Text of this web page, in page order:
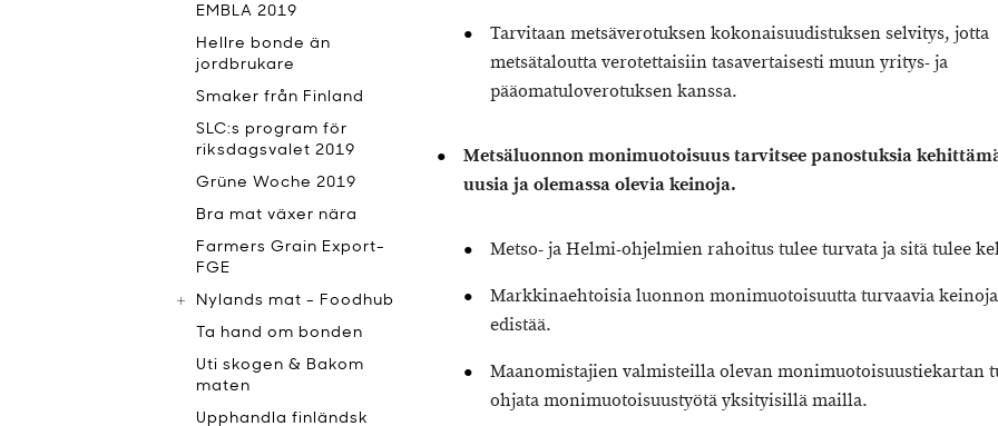
Tarvitaan metsäverotuksen kokonaisuudistuksen selvitys, jotta
metsätaloutta verotettaisiin tasavertaisesti muun yritys- ja
pääomatuloverotuksen kanssa.
Metsäluonnon monimuotoisuus tarvitsee panostuksia
uusia ja olemassa olevia keinoja.
Metso- ja Helmi-ohjelmien rahoitus tulee turvata ja sitä tulee
Markkinaehtoisia luonnon monimuotoisuutta turvaavia
edistää.
Maanomistajien valmisteilla olevan monimuotoisuustiekartan
ohjata monimuotoisuustyötä yksityisillä mailla.
EMBLA 2019
Hellre bonde än
jordbrukare
Smaker från Finland
SLC:s program för
riksdagsvalet 2019
Grüne Woche 2019
Bra mat växer nära
Farmers Grain Export-
FGE
Nylands mat - Foodhub
Ta hand om bonden
Uti skogen & Bakom
maten
Upphandla finländsk